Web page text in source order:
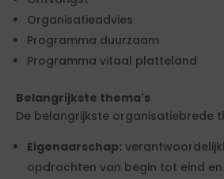
Organisatieadvies
Programma duurzaam
Programma vitaal platteland
Belangrijkste thema's
De belangrijkste organisatiebrede
Eigenaarschap:
opdrachten van begin tot eind en